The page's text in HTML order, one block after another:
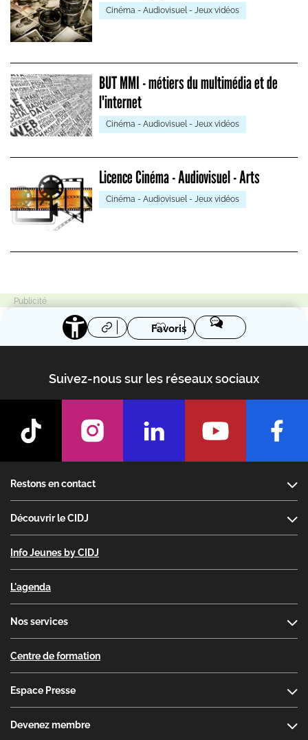
Cinéma - Audiovisuel - Jeux vidéos
BUT MMI - métiers du multimédia et de
l'internet
Cinéma - Audiovisuel - Jeux vidéos
Licence Cinéma - Audiovisuel - Arts
Cinéma - Audiovisuel - Jeux vidéos
Favoris
Suivez-nous sur les réseaux sociaux
Restons en contact
Découvrir le CIDJ
Info Jeunes by CIDJ
L'agenda
Nos services
Centre de formation
Espace Presse
Devenez membre